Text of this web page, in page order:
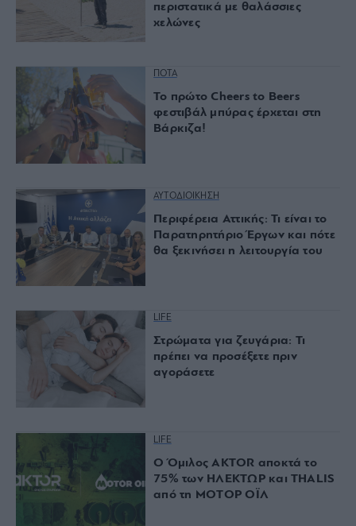
περιστατικά με θαλάσσιες
χελώνες
ΠΟΤΑ
Το πρώτο Cheers to Beers
φεστιβάλ μπύρας έρχεται στη
Βάρκιζα!
ΑΥΤΟΔΙΟΙΚΗΣΗ
Περιφέρεια Αττικής: Τι είναι το
Παρατηρητήριο Έργων και πότε
θα ξεκινήσει η λειτουργία του
LIFE
Στρώματα για ζευγάρια: Τι
πρέπει να προσέξετε πριν
αγοράσετε
LIFE
Ο Όμιλος AKTOR αποκτά το
75% των ΗΛΕΚΤΩΡ και THALIS
από τη ΜΟΤΟΡ ΟΪΛ